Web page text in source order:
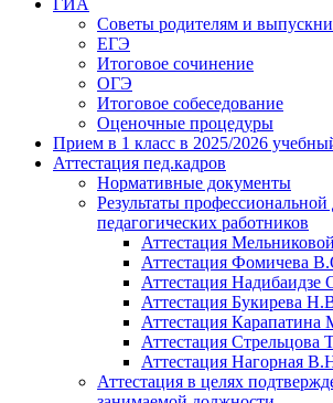
ГИА
Советы родителям и
ЕГЭ
Итоговое сочинение
ОГЭ
Итоговое собеседование
Оценочные процедуры
Прием в 1 класс в 2025/2026
Аттестация пед.кадров
Нормативные документы
Результаты профессиональной
педагогических работников
Аттестация
Аттестация Фомичева
Аттестация Надибаидзе
Аттестация Букирева
Аттестация
Аттестация Стрельцова
Аттестация Нагорная
Аттестация в целях